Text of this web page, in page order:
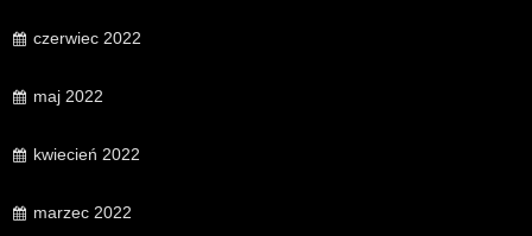
czerwiec 2022
maj 2022
kwiecień 2022
marzec 2022